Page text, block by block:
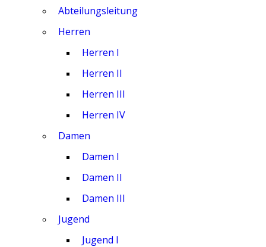
Abteilungsleitung
Herren
Herren I
Herren II
Herren III
Herren IV
Damen
Damen I
Damen II
Damen III
Jugend
Jugend I